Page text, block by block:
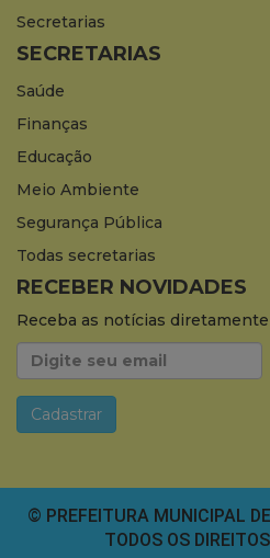
Secretarias
SECRETARIAS
Saúde
Finanças
Educação
Meio Ambiente
Segurança Pública
Todas secretarias
RECEBER NOVIDADES
Receba as notícias
© PREFEITURA MUNICIPAL
TODOS OS